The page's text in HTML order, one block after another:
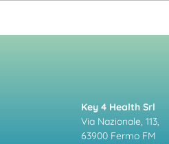
Key 4 Health Srl
Via Nazionale, 113,
63900 Fermo FM